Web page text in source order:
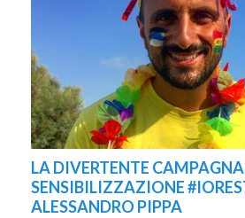
LA DIVERTENTE
SENSIBILIZZAZIONE
ALESSANDRO PIPPA